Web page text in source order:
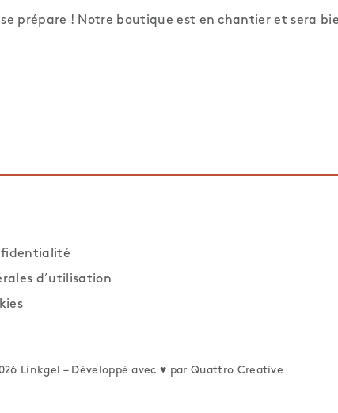
se prépare ! Notre boutique est en chantier et sera
d’utilisation
Linkgel – Développé avec ♥ parQuattro Creative